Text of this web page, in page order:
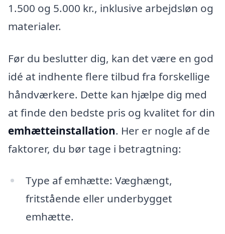
1.500 og 5.000 kr., inklusive arbejdsløn og
materialer.
Før du beslutter dig, kan det være en god
idé at indhente flere tilbud fra forskellige
håndværkere. Dette kan hjælpe dig med
at finde den bedste pris og kvalitet for din
emhætteinstallation. Her er nogle af de
faktorer, du bør tage i betragtning:
Type af emhætte: Væghængt,
fritstående eller underbygget
emhætte.